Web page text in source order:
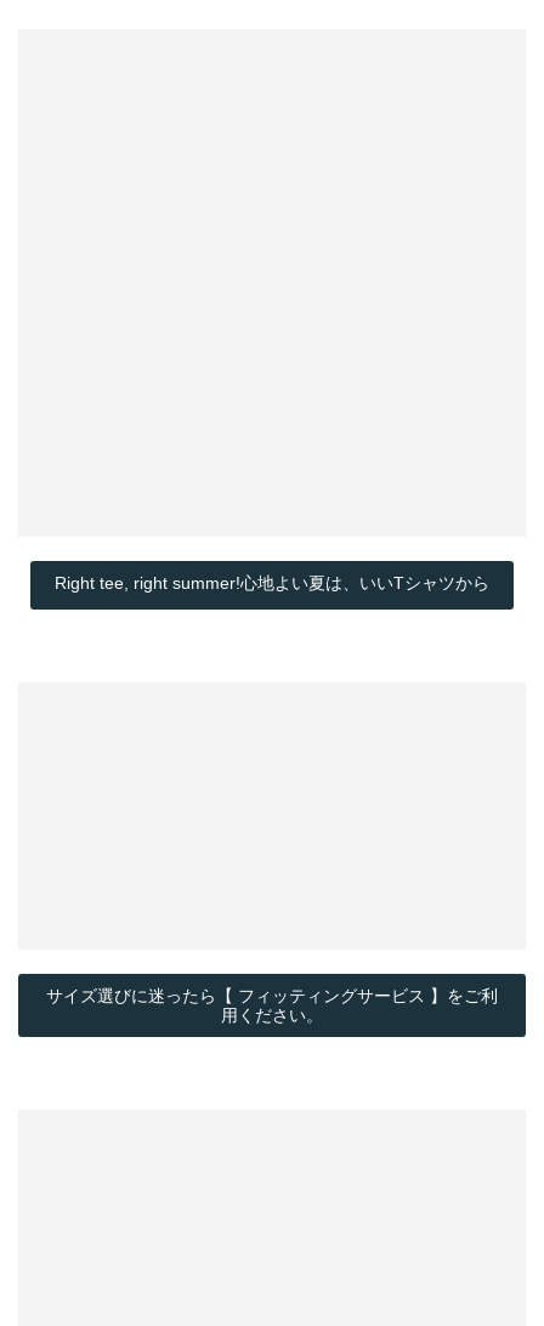
Right tee, right summer!心地よい夏は、いいTシャツから
サイズ選びに迷ったら【 フィッティングサービス 】をご利
用ください。